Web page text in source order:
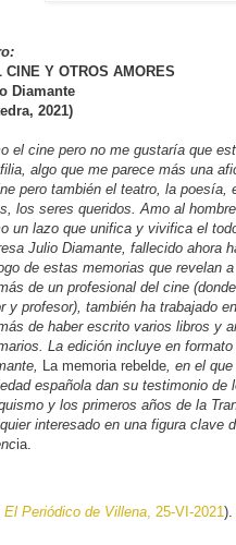
CINE Y OTROS AMORES
Diamante
2021)
el cine pero no me gustaría que
algo que me parece más una
pero también el teatro, la
los seres queridos. Amo al
un lazo que unifica y vivifica el
Julio Diamante, fallecido ahora
de estas memorias que revelan
de un profesional del cine
y profesor), también ha trabajado
de haber escrito varios libros y
La edición incluye en
La memoria rebelde , en el
española dan su testimonio de
y los primeros años de la
interesado en una figura clave
ia.
El Periódico de Villena, 25-VI-2021).